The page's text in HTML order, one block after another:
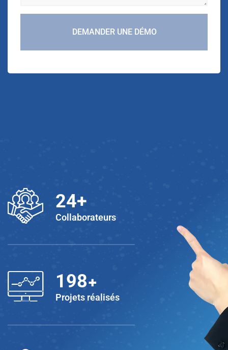
DEMANDER UNE DÉMO
25+
Collaborateurs
200+
Projets réalisés